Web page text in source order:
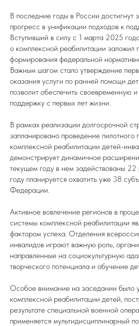
В последние годы в России достигнут
прогресс в унификации подходов к
Вступивший в силу с 1 марта 2025
о комплексной реабилитации заложил
формирования федеральной
Важным шагом стало утверждение
оказания услуги по ранней помощи
позволит обеспечить своевременную
поддержку с первых лет жизни.
В рамках реализации долгосрочной
запланировано проведение пилотного
комплексной реабилитации детей-
демонстрирует динамичное
текущем году в нем задействованы
году планируется охватить уже 38
Федерации.
Активное вовлечение регионов в
системы комплексной реабилитации
фактором успеха. Отделения
инвалидов играют важную роль,
направленные на социокультурную
творческого потенциала и обучение
Особое внимание на заседании было
комплексной реабилитации детей,
результате специальной военной
применяется мультидисциплинарный